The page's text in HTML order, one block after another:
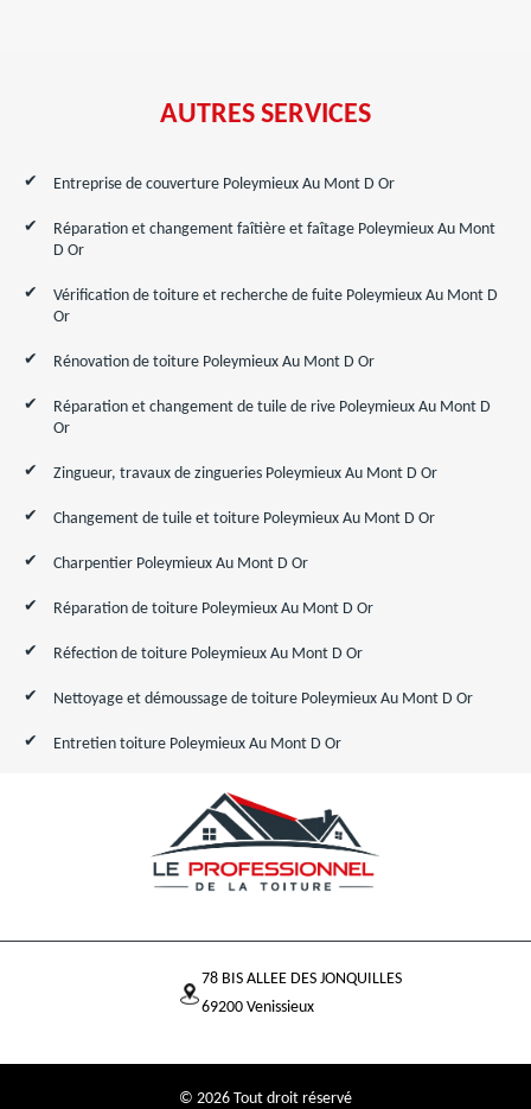
AUTRES SERVICES
Entreprise de couverture Poleymieux Au Mont D Or
Réparation et changement faîtière et faîtage Poleymieux Au Mont
D Or
Vérification de toiture et recherche de fuite Poleymieux Au Mont D
Or
Rénovation de toiture Poleymieux Au Mont D Or
Réparation et changement de tuile de rive Poleymieux Au Mont D
Or
Zingueur, travaux de zingueries Poleymieux Au Mont D Or
Changement de tuile et toiture Poleymieux Au Mont D Or
Charpentier Poleymieux Au Mont D Or
Réparation de toiture Poleymieux Au Mont D Or
Réfection de toiture Poleymieux Au Mont D Or
Nettoyage et démoussage de toiture Poleymieux Au Mont D Or
Entretien toiture Poleymieux Au Mont D Or
78 BIS ALLEE DES JONQUILLES
69200 Venissieux
© 2026 Tout droit réservé